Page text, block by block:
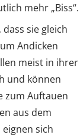
mehr „Biss“.
sie gleich
Andicken
meist in ihrer
und können
zum Auftauen
aus dem
sich